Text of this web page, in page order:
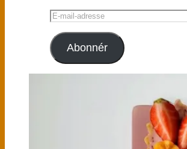
E-
mail-
adresse
Abonnér